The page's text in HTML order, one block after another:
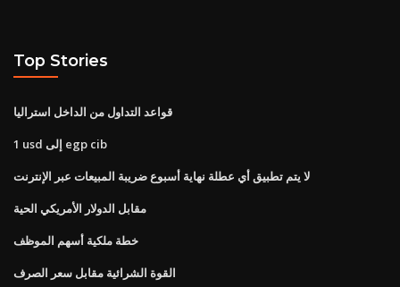
Top Stories
قواعد التداول من الداخل استراليا
1 usd إلى egp cib
لا يتم تطبيق أي عطلة نهاية أسبوع ضريبة المبيعات عبر الإنترنت
مقابل الدولار الأمريكي الحية
خطة ملكية أسهم الموظف
القوة الشرائية مقابل سعر الصرف